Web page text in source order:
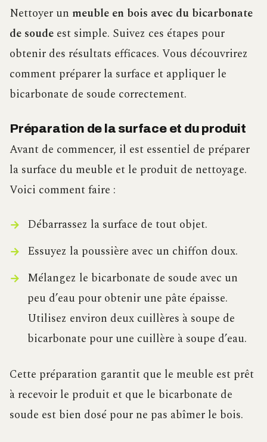
Nettoyer un meuble en bois avec du bicarbonate
de soude est simple. Suivez ces étapes pour
obtenir des résultats efficaces. Vous découvrirez
comment préparer la surface et appliquer le
bicarbonate de soude correctement.
Préparation de la surface et du produit
Avant de commencer, il est essentiel de préparer
la surface du meuble et le produit de nettoyage.
Voici comment faire :
Débarrassez la surface de tout objet.
Essuyez la poussière avec un chiffon doux.
Mélangez le bicarbonate de soude avec un
peu d’eau pour obtenir une pâte épaisse.
Utilisez environ deux cuillères à soupe de
bicarbonate pour une cuillère à soupe d’eau.
Cette préparation garantit que le meuble est prêt
à recevoir le produit et que le bicarbonate de
soude est bien dosé pour ne pas abîmer le bois.